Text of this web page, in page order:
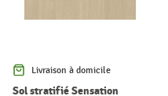
Livraison à domicile
Sol stratifié Sensation